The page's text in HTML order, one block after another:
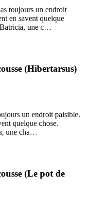
toujours un endroit
en savent quelque
une c…
(Hibertarsus)
un endroit paisible.
quelque chose.
une cha…
(Le pot de